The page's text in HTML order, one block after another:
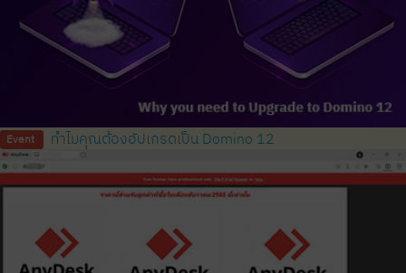
Event ทำไมคุณต้องอัปเกรดเป็น Domino 12